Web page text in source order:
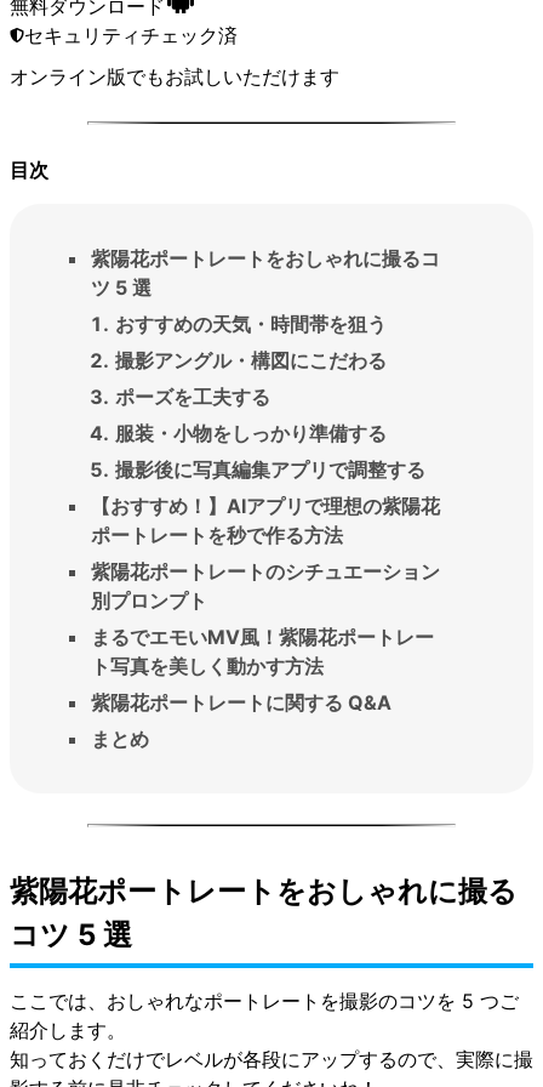
無料ダウンロード
セキュリティチェック済
オンライン版でもお試しいただけます
目次
紫陽花ポートレートをおしゃれに撮るコ
ツ 5 選
おすすめの天気・時間帯を狙う
撮影アングル・構図にこだわる
ポーズを工夫する
服装・小物をしっかり準備する
撮影後に写真編集アプリで調整する
【おすすめ！】AIアプリで理想の紫陽花
ポートレートを秒で作る方法
紫陽花ポートレートのシチュエーション
別プロンプト
まるでエモいMV風！紫陽花ポートレー
ト写真を美しく動かす方法
紫陽花ポートレートに関する Q&A
まとめ
紫陽花ポートレートをおしゃれに撮る
コツ 5 選
ここでは、おしゃれなポートレートを撮影のコツを 5 つご
紹介します。
知っておくだけでレベルが各段にアップするので、実際に撮